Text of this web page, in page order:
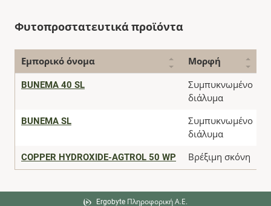
Φυτοπροστατευτικά προϊόντα
Εμπορικό όνομα Μορφή
BUNEMA 40 SL
Συμπυκνωμένο
διάλυμα
BUNEMA SL
Συμπυκνωμένο
διάλυμα
COPPER HYDROXIDE-AGTROL 50 WP Βρέξιμη σκόνη
Ergobyte Πληροφορική Α.Ε.